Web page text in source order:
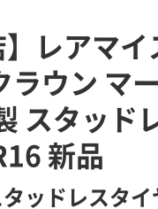
】レアマ
ラウン マ
スタッド
新品
ッドレスタ